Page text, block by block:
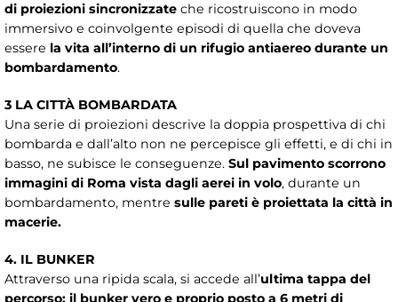
di proiezioni sincronizzate che ricostruiscono in modo
immersivo e coinvolgente episodi di quella che doveva
essere la vita all’interno di un rifugio antiaereo durante un
bombardamento.
3 LA CITTÀ BOMBARDATA
Una serie di proiezioni descrive la doppia prospettiva di chi
bombarda e dall’alto non ne percepisce gli effetti, e di chi in
basso, ne subisce le conseguenze. Sul pavimento scorrono
immagini di Roma vista dagli aerei in volo, durante un
bombardamento, mentre sulle pareti è proiettata la città in
macerie.
4. IL BUNKER
Attraverso una ripida scala, si accede all’ultima tappa del
percorso: il bunker vero e proprio posto a 6 metri di